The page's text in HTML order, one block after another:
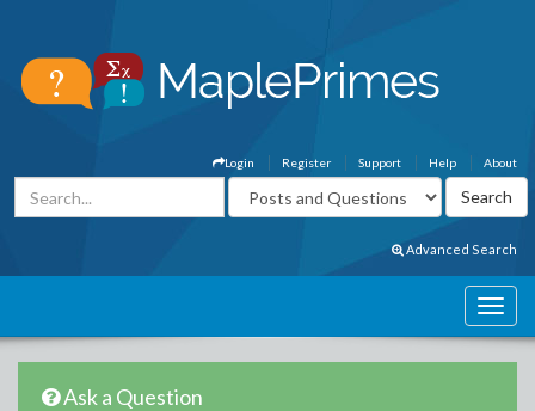
About
Help
Support
Register
Login
Advanced Search
Ask a Question